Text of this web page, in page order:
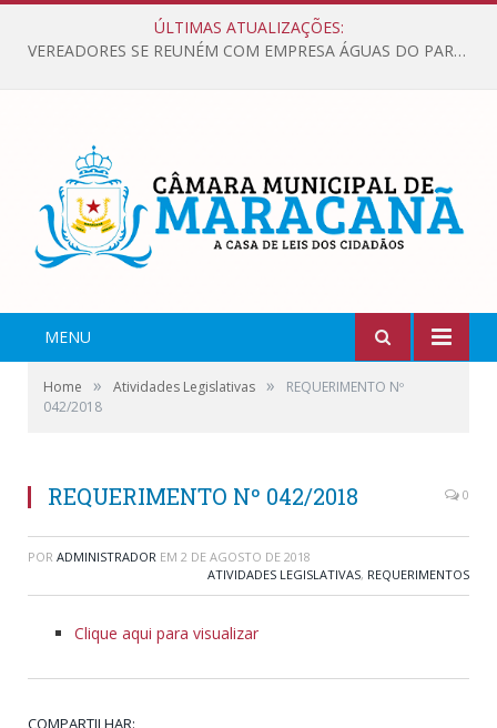
ÚLTIMAS ATUALIZAÇÕES:
VEREADORES SE REUNÉM COM EMPRESA ÁGUAS DO PARÁ, PARA APRESENTAR REIVINDICAÇÕES E MELHORIAS NA QUALIDADE DOS SERVIÇOS OFERECIDOS Á POPULAÇÃO.
MENU
Home » Atividades Legislativas »
REQUERIMENTO Nº
042/2018
REQUERIMENTO Nº 042/2018 0
POR ADMINISTRADOR EM 2 DE AGOSTO DE 2018
ATIVIDADES LEGISLATIVAS, REQUERIMENTOS
Clique aqui para visualizar